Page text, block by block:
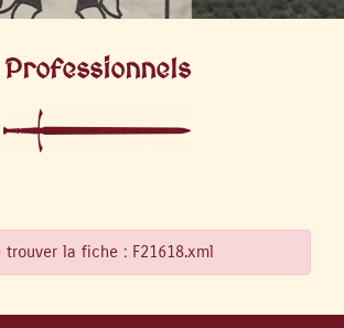
Professionnels
trouver la fiche : F21618.xml